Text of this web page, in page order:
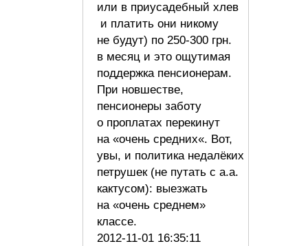
или в приусадебный хлев
и платить они никому
не будут) по 250-300 грн.
в месяц и это ощутимая
поддержка пенсионерам.
При новшестве,
пенсионеры заботу
о проплатах перекинут
на «очень средних«. Вот,
увы, и политика недалёких
петрушек (не путать с а.а.
кактусом): выезжать
на «очень среднем»
классе.
2012-11-01 16:35:11